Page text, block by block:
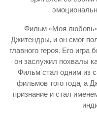
Фильм «Моя
Джитендры, и он смог
главного героя. Его
он заслужил похвалы
Фильм стал одним из
фильмов того года, а
признание и стал